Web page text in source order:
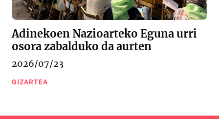
Adinekoen Nazioarteko Eguna urri
osora zabalduko da aurten
2026/07/23
GIZARTEA